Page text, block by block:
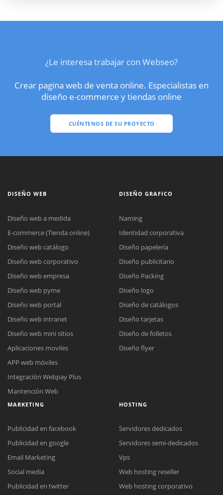
¿Le interesa trabajar con Webseo?
Crear pagina web de venta online. Especialistas en
diseño e-commerce y tiendas online
CUÉNTENOS DE SU PROYECTO
DISEÑO WEB
Diseño web a medida
E-commerce (Tienda online)
Diseño web catálogo
Diseño web corporativo
Diseño web empresa
Diseño web pyme
Diseño web portal
Diseño web intranet
Diseño web mini sitios
Aplicaciones moviles
APP web móviles
Integración Webpay Plus
Mantención Web
DISEÑO GRAFICO
Naming
Identidad corporativa
Diseño papelería
Diseño publicitario
Diseño Packing
Diseño logo
Diseño de catálogos
Diseño tarjetas
Diseño de folletos
Diseño flyer
MARKETING
Publicidad en facebook
Publicidad en google
Email Marketing
Social media
Publicidad en twitter
HOSTING
Servidores dedicados
Servidores semi-dedicados
Vps
Web hosting reseller
Web hosting corporativo